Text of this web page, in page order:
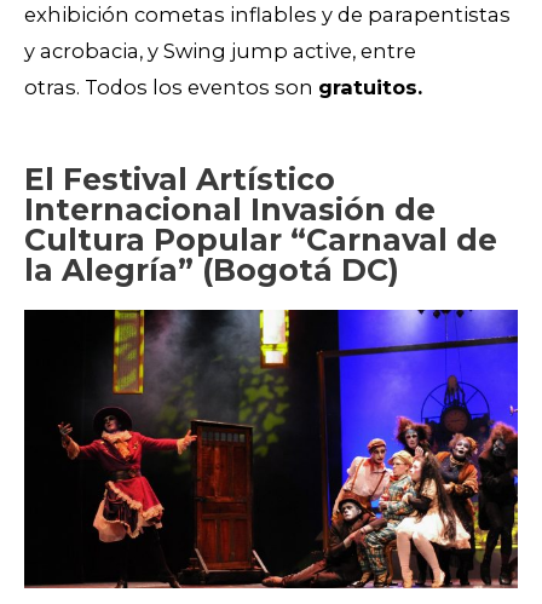
exhibición cometas inflables y de parapentistas
y acrobacia, y Swing jump active, entre
otras. Todos los eventos son gratuitos.
El Festival Artístico
Internacional Invasión de
Cultura Popular “Carnaval de
la Alegría” (Bogotá DC)